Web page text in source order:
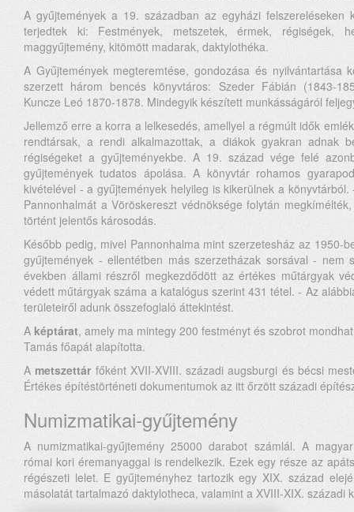
A gyűjtemények a 19. században az egyházi felszereléseken
terjedtek ki: Festmények, metszetek, érmek, régiségek,
maggyűjtemény, kitömött madarak, daktylothéka.
A Gyűjtemények megteremtése, gondozása és nyilvántartása
szerzett három bencés könyvtáros: Szeder Fábián (1843-
Kuncze Leó 1870-1878. Mindegyik készített munkásságáról
Jellemző erre a korra a lelkesedés, amellyel a régmúlt idők
rendtársak, a rendi alkalmazottak, a diákok gyakran adnak
régiségeket a gyűjteményekbe. A 19. század vége felé
gyűjtemények tudatos ápolása. A könyvtár rohamos
kivételével - a gyűjtemények helyileg is kikerülnek a
Pannonhalmát a Vöröskereszt védnöksége folytán
történt jelentős károsodás.
Később pedig, mivel Pannonhalma mint szerzetesház az 1950-
gyűjtemények - ellentétben más szerzetházak sorsával - nem
években állami részről megkezdődött az értékes műtárgyak
védett műtárgyak száma a katalógus szerint 431 tétel. - Az
területeiről adunk összefoglaló áttekintést.
A képtárat, amely ma mintegy 200 festményt és szobrot
Tamás főapát alapította.
A metszettárfőként XVII-XVIII. századi augsburgi és bécsi
Értékes építéstörténeti dokumentumok az itt őrzött századi
Numizmatikai-gyűjtemény
A numizmatikai-gyűjtemény 25000 darabot számlál. A
római kori éremanyaggal is rendelkezik. Ezek egy része az
régészeti lelet. E gyűjteményhez tartozik egy XIX. század
másolatát tartalmazó daktylotheca, valamint a XVIII-XIX. századi